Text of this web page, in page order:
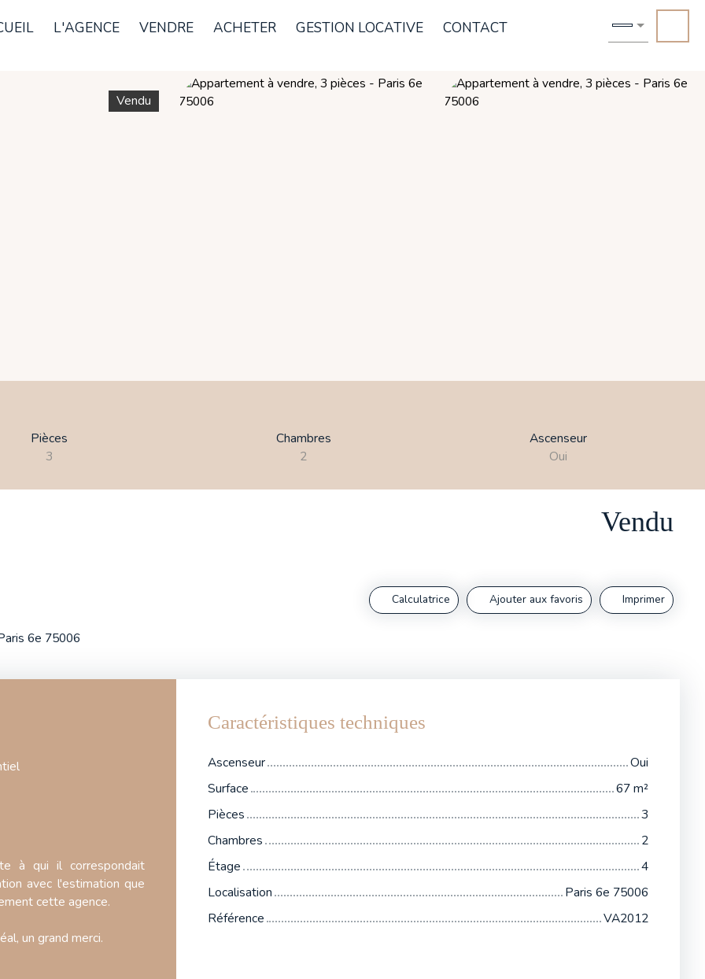
L'AGENCE VENDRE ACHETER GESTION LOCATIVE CONTACT
Vendu
Pièces
3
Chambres
2
Ascenseur
Oui
Vendu
Calculatrice Ajouter aux favoris Imprimer
6e 75006
à qui il correspondait
avec l'estimation que
cette agence.
un grand merci.
Caractéristiques techniques
Ascenseur
Oui
Surface
67m²
Pièces
3
Chambres
2
Étage
4
Localisation
Paris 6e 75006
Référence
VA2012